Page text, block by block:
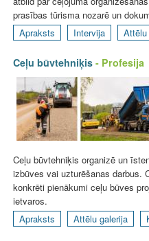
prasības tūrisma nozarē un
Apraksts
Intervija Attēlu
Ceļu būvtehniķis - Profesija
Ceļu būvtehniķis organizē un
izbūves vai uzturēšanas darbus.
konkrēti pienākumi ceļu būves
ietvaros.
Apraksts
Attēlu galerija